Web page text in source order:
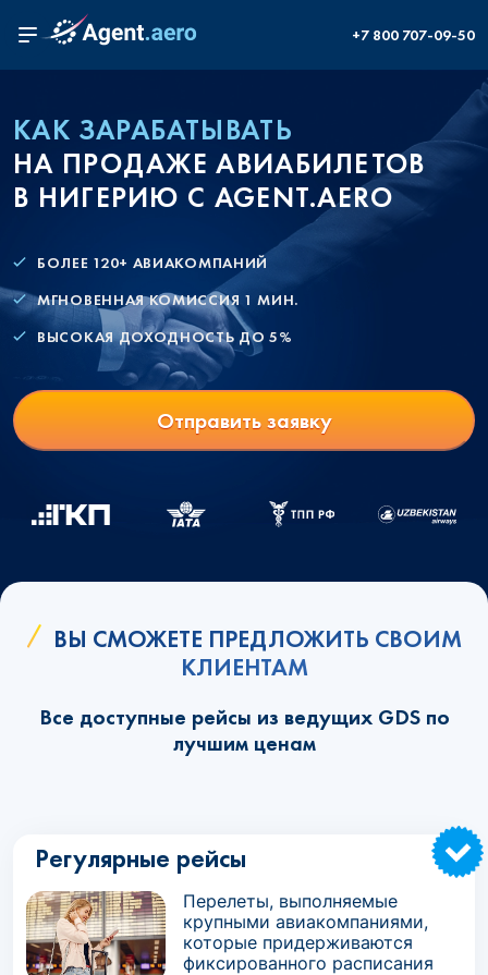
+7 800 707-09-50
КАК ЗАРАБАТЫВАТЬ
НА ПРОДАЖЕ АВИАБИЛЕТОВ
В НИГЕРИЮ С AGENT.AERO
БОЛЕЕ 120+ АВИАКОМПАНИЙ
МГНОВЕННАЯ КОМИССИЯ 1 МИН.
ВЫСОКАЯ ДОХОДНОСТЬ ДО 5%
Отправить заявку
ВЫ СМОЖЕТЕ ПРЕДЛОЖИТЬ СВОИМ
КЛИЕНТАМ
Все доступные рейсы из ведущих GDS по
лучшим ценам
Регулярные рейсы
Перелеты, выполняемые
крупными авиакомпаниями,
которые придерживаются
фиксированного расписания